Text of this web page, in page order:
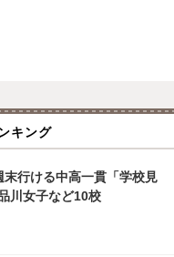
キング
末行ける中高一貫「学校見
川女子など10校